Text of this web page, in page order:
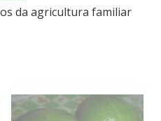
da agricultura familiar